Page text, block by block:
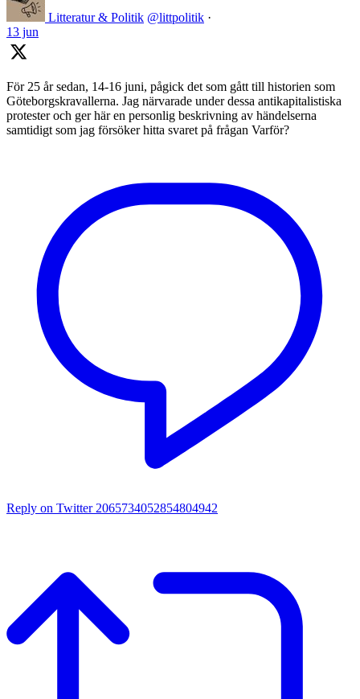
Litteratur & Politik @littpolitik ·
13 jun
För 25 år sedan, 14-16 juni, pågick det som gått till historien som
Göteborgskravallerna. Jag närvarade under dessa antikapitalistiska
protester och ger här en personlig beskrivning av händelserna
samtidigt som jag försöker hitta svaret på frågan Varför?
Reply on Twitter 2065734052854804942